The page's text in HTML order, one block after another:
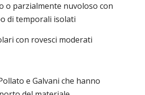
o parzialmente nuvoloso con
di temporali isolati
con rovesci moderati
e Galvani che hanno